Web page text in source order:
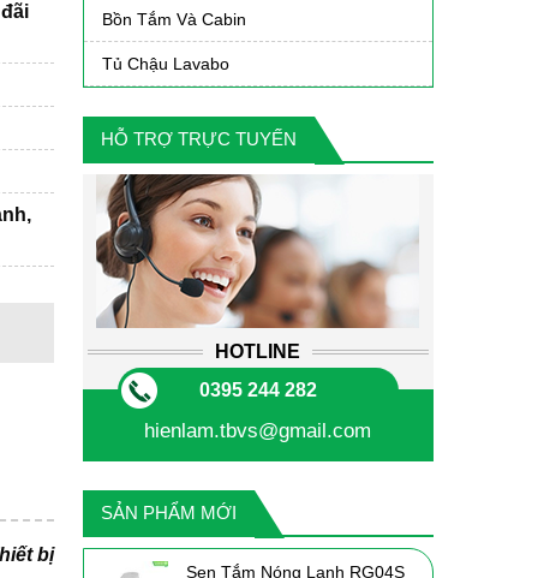
Bồn Tắm Và Cabin
Tủ Chậu Lavabo
HỖ TRỢ TRỰC TUYẾN
HOTLINE
0395 244 282
hienlam.tbvs@gmail.com
SẢN PHẨM MỚI
Sen Tắm Nóng Lạnh RG04S
bị